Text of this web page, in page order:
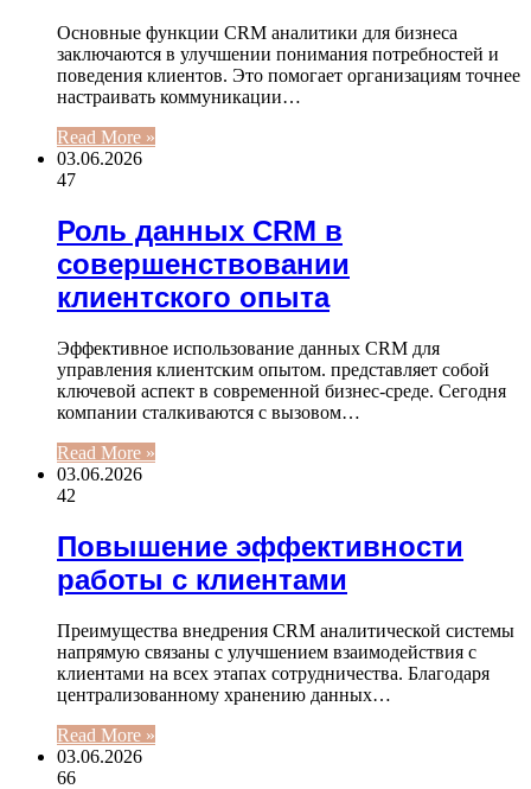
Основные функции CRM аналитики для бизнеса
заключаются в улучшении понимания потребностей и
поведения клиентов. Это помогает организациям точнее
настраивать коммуникации…
Read More »
03.06.2026
47
Роль данных CRM в
совершенствовании
клиентского опыта
Эффективное использование данных CRM для
управления клиентским опытом. представляет собой
ключевой аспект в современной бизнес-среде. Сегодня
компании сталкиваются с вызовом…
Read More »
03.06.2026
42
Повышение эффективности
работы с клиентами
Преимущества внедрения CRM аналитической системы
напрямую связаны с улучшением взаимодействия с
клиентами на всех этапах сотрудничества. Благодаря
централизованному хранению данных…
Read More »
03.06.2026
66